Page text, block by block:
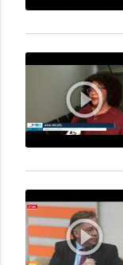
play_circle_outline
play_circle_outline